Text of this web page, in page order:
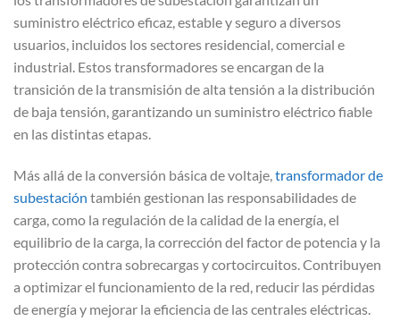
suministro eléctrico eficaz, estable y seguro a diversos
usuarios, incluidos los sectores residencial, comercial e
industrial. Estos transformadores se encargan de la
transición de la transmisión de alta tensión a la distribución
de baja tensión, garantizando un suministro eléctrico fiable
en las distintas etapas.
Más allá de la conversión básica de voltaje, transformador de
subestación también gestionan las responsabilidades de
carga, como la regulación de la calidad de la energía, el
equilibrio de la carga, la corrección del factor de potencia y la
protección contra sobrecargas y cortocircuitos. Contribuyen
a optimizar el funcionamiento de la red, reducir las pérdidas
de energía y mejorar la eficiencia de las centrales eléctricas.